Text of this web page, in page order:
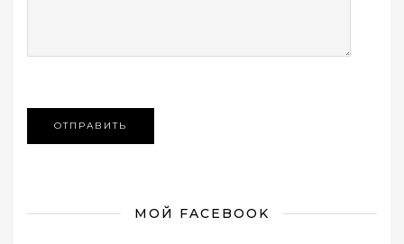
МОЙ FACEBOOK